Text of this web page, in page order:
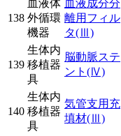
138
血液体
外循環
機器
血液成分分
離用フィル
タ(Ⅲ)
139
生体内
移植器
具
脳動脈ステ
ント (Ⅳ)
140
生体内
移植器
具
気管支用充
填材(Ⅲ)